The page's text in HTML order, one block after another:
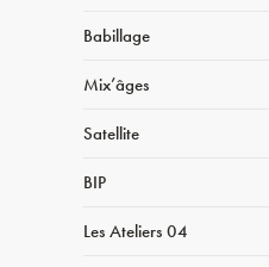
Babillage
Mix’âges
Satellite
BIP
Les Ateliers 04